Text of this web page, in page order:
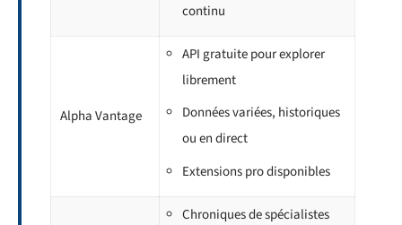
continu
Alpha Vantage
API gratuite pour explorer
librement
Données variées, historiques
ou en direct
Extensions pro disponibles
Chroniques de spécialistes